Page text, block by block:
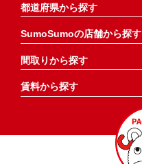
都道府県から探す
SumoSumoの店舗から探す
間取りから探す
賃料から探す